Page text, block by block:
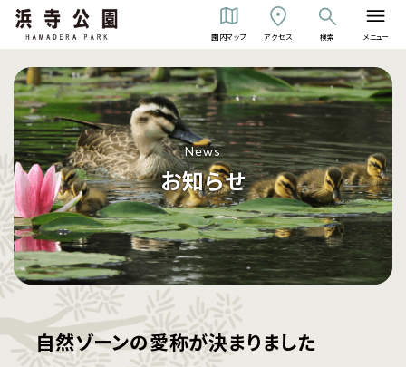
園内マップ アクセス 検索 メニュー
News
お知らせ
自然ゾーンの愛称が決まりました